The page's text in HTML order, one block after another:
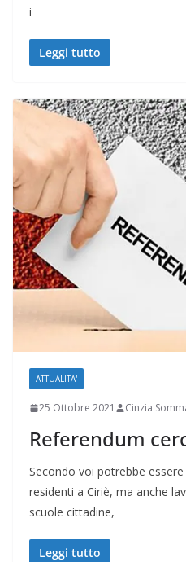
i
Leggi tutto
ATTUALITA'
25 Ottobre 2021 Cinzia
Referendum
Secondo voi potrebbe
residenti a Ciriè, ma anche
scuole cittadine,
Leggi tutto